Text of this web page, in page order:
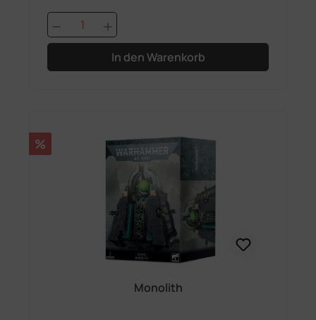
Produkt Anzahl: Gib den
In den Warenkorb
Rabatt
%
Monolith